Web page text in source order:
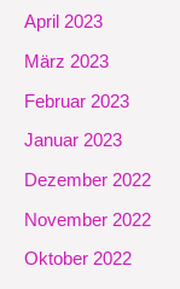
April 2023
März 2023
Februar 2023
Januar 2023
Dezember 2022
November 2022
Oktober 2022